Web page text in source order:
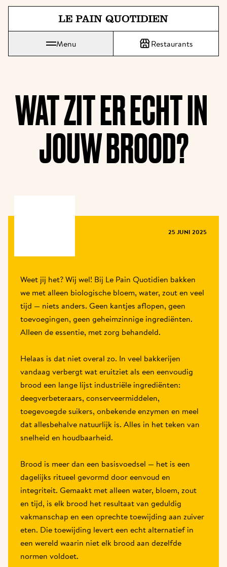
Spring direct naar de
Le Pain Quotidien betekent Het Dagelijks Brood
Menu Restaurants
WAT ZIT ER ECHT IN
JOUW BROOD?
25 JUNI 2025
Weet jij het? Wij wel! Bij Le Pain Quotidien bakken
we met alleen biologische bloem, water, zout en veel
tijd — niets anders. Geen kantjes aflopen, geen
toevoegingen, geen geheimzinnige ingrediënten.
Alleen de essentie, met zorg behandeld.
Helaas is dat niet overal zo. In veel bakkerijen
vandaag verbergt wat eruitziet als een eenvoudig
brood een lange lijst industriële ingrediënten:
deegverbeteraars, conserveermiddelen,
toegevoegde suikers, onbekende enzymen en meel
dat allesbehalve natuurlijk is. Alles in het teken van
snelheid en houdbaarheid.
Brood is meer dan een basisvoedsel — het is een
dagelijks ritueel gevormd door eenvoud en
integriteit. Gemaakt met alleen water, bloem, zout
en tijd, is elk brood het resultaat van geduldig
vakmanschap en een oprechte toewijding aan zuiver
eten. Die toewijding levert een echt alternatief in
een wereld waarin niet elk brood aan dezelfde
normen voldoet.